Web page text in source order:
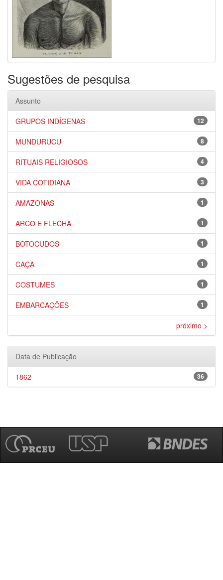
Sugestões de pesquisa
Assunto
12
GRUPOS INDÍGENAS
8
MUNDURUCU
4
RITUAIS RELIGIOSOS
3
VIDA COTIDIANA
1
AMAZONAS
1
ARCO E FLECHA
1
BOTOCUDOS
1
CAÇA
1
COSTUMES
1
EMBARCAÇÕES
próximo >
Data de Publicação
36
1862